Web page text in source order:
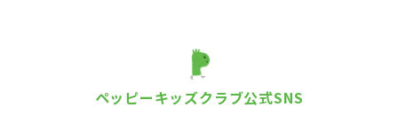
ペッピーキッズクラブ公式SNS